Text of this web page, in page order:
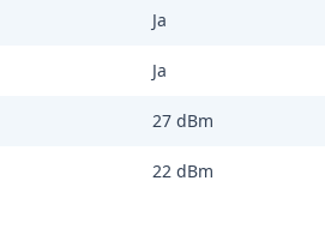
Ja
Ja
27 dBm
22 dBm